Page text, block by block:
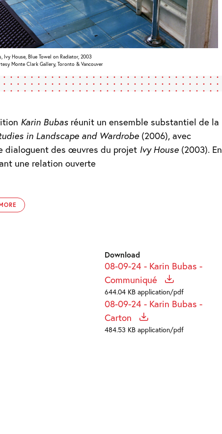
Ivy House, Blue Towel on Radiator, 2003
Monte Clark Gallery, Toronto & Vancouver
Karin Bubas réunit un ensemble substantiel de la
in Landscape and Wardrobe (2006), avec
dialoguent des œuvres du projet Ivy House (2003). En
une relation ouverte
Download
08-09-24 - Karin Bubas -
Communiqué
644.04 KB application/pdf
08-09-24 - Karin Bubas -
Carton
484.53 KB application/pdf